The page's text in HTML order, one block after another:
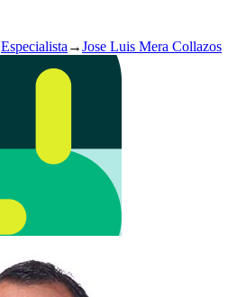
Especialista →Jose Luis Mera Collazos